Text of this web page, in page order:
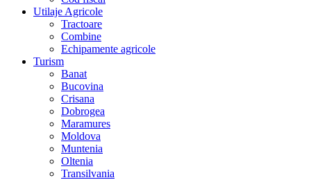
Utilaje Agricole
Tractoare
Combine
Echipamente agricole
Turism
Banat
Bucovina
Crisana
Dobrogea
Maramures
Moldova
Muntenia
Oltenia
Transilvania